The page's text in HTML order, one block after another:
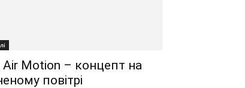
Air Motion – концепт на
повітрі